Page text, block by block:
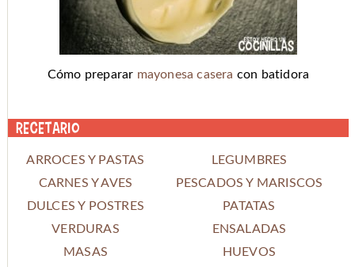
Cómo preparar mayonesa casera con batidora
Recetario
ARROCES Y PASTAS
LEGUMBRES
CARNES Y AVES
PESCADOS Y MARISCOS
DULCES Y POSTRES
PATATAS
VERDURAS
ENSALADAS
MASAS
HUEVOS